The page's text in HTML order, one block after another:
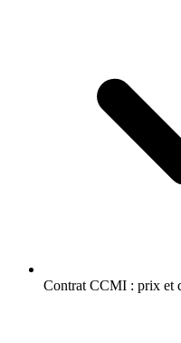
Contrat CCMI : prix et